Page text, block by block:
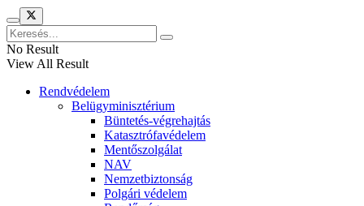
No Result
View All Result
Rendvédelem
Belügyminisztérium
Büntetés-végrehajtás
Katasztrófavédelem
Mentőszolgálat
NAV
Nemzetbiztonság
Polgári védelem